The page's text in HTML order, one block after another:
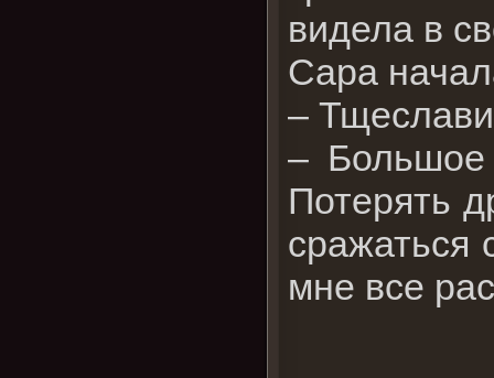
видела в
Сара
–
– Большое
Потерять
сражаться
мне все